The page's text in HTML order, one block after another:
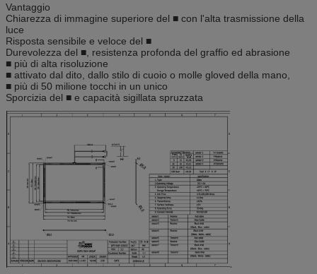
Vantaggio
Chiarezza di immagine superiore del ■ con l'alta trasmissione della
luce
Risposta sensibile e veloce del ■
Durevolezza del ■, resistenza profonda del graffio ed abrasione
■ più di alta risoluzione
■ attivato dal dito, dallo stilo di cuoio o molle gloved della mano,
■ più di 50 milione tocchi in un unico
Sporcizia del ■ e capacità sigillata spruzzata